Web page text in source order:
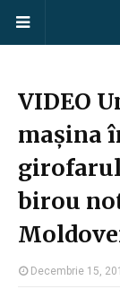
VIDEO
mașina
birou
Decembrie 15,